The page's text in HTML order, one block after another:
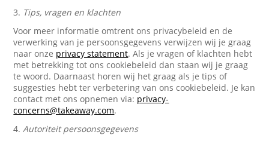
3. Tips, vragen en klachten
Voor meer informatie omtrent ons privacybeleid en de
verwerking van je persoonsgegevens verwijzen wij je graag
naar onze privacy statement. Als je vragen of klachten hebt
met betrekking tot ons cookiebeleid dan staan wij je graag
te woord. Daarnaast horen wij het graag als je tips of
suggesties hebt ter verbetering van ons cookiebeleid. Je kan
contact met ons opnemen via: privacy-
concerns@takeaway.com.
4.Autoriteit persoonsgegevens